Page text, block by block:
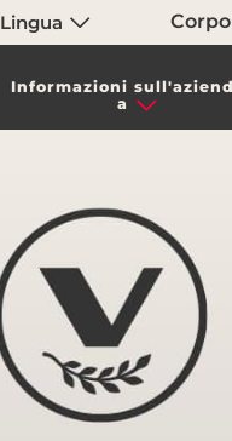
Lingua
Informazioni sull'aziend
a